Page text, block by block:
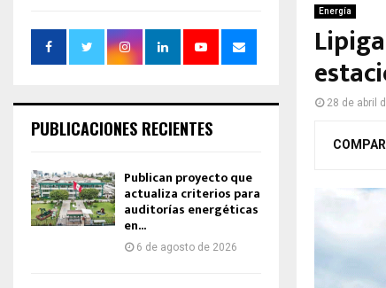
Energía
28 de abril
PUBLICACIONES RECIENTES
Publican proyecto que
actualiza criterios para
auditorías energéticas
en...
6 de agosto de 2026